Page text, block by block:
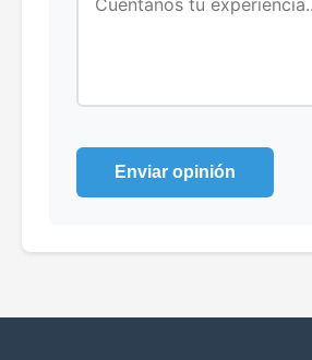
Enviar opinión